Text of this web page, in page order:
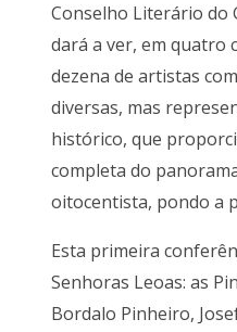
Conselho Literário do
dará a ver, em quatro
dezena de artistas
diversas, mas
histórico, que
completa do
oitocentista, pondo a
Esta primeira
Senhoras Leoas: as
Bordalo Pinheiro,